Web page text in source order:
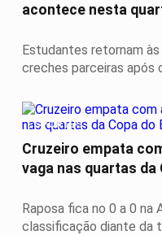
acontece nesta
Estudantes retornam
creches parceiras após
ESPORTES
Cruzeiro empata
vaga nas quartas da
Raposa fica no 0 a 0 na
classificação diante da